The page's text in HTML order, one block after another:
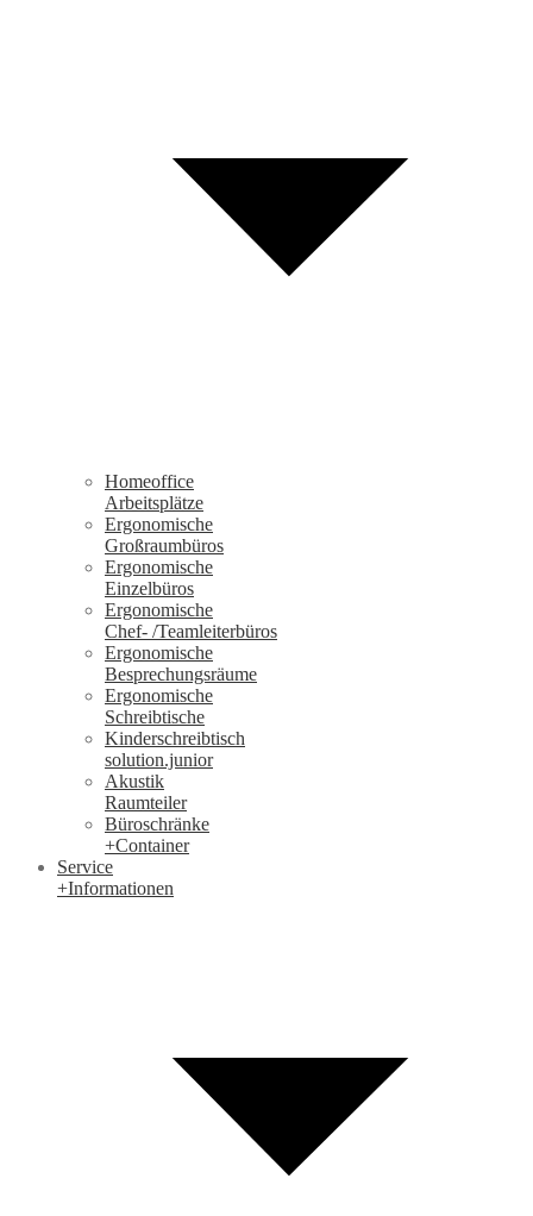
Homeoffice
Arbeitsplätze
Ergonomische
Großraumbüros
Ergonomische
Einzelbüros
Ergonomische
Chef- /Teamleiterbüros
Ergonomische
Besprechungsräume
Ergonomische
Schreibtische
Kinderschreibtisch
solution.junior
Akustik
Raumteiler
Büroschränke
+Container
Service
+Informationen